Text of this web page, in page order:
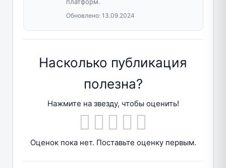
Обновлено: 13.09.2024
Насколько публикация
полезна?
Нажмите на звезду, чтобы оценить!
Оценок пока нет. Поставьте оценку первым.